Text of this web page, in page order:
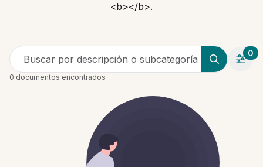
<b></b>.
Buscar por descripción o subcategoría
0
0 documentos encontrados